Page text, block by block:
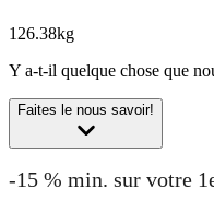
126.38kg
Y a-t-il quelque chose que
Faites le nous savoir!
-15 % min. sur votre